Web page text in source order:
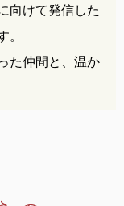
向けて発信した
た仲間と、温か